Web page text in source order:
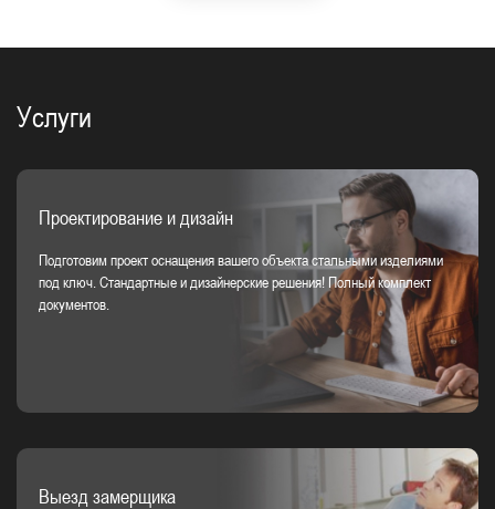
Услуги
Проектирование и дизайн
Подготовим проект оснащения вашего объекта стальными изделиями
под ключ. Стандартные и дизайнерские решения! Полный комплект
документов.
Выезд замерщика